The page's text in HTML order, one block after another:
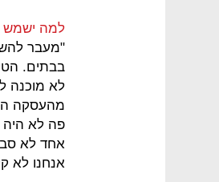
למה ישמש
"מעבר
בבתים.
לא מוכנה
פה לא היה
אחד לא
אנחנו לא